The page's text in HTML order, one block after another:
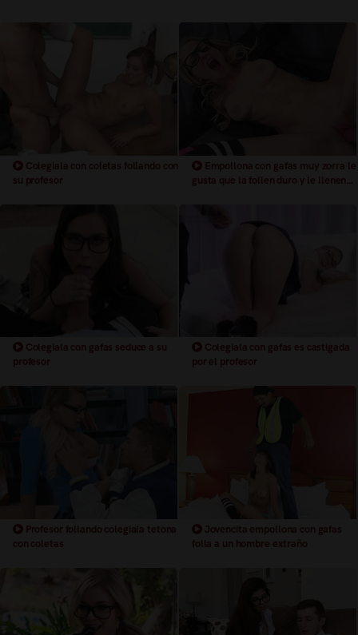
Colegiala con coletas follando con
su profesor
Empollona con gafas muy zorra le
gusta que la follen duro y le llenen
Colegiala con gafas seduce a su
profesor
Colegiala con gafas es castigada
por el profesor
Profesor follando colegiala tetona
con coletas
Jovencita empollona con gafas
folla a un hombre extraño